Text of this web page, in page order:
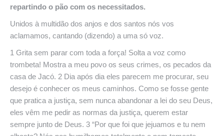
repartindo o pão com os necessitados.
Unidos à multidão dos anjos e dos santos nós vos
aclamamos, cantando (dizendo) a uma só voz.
1 Grita sem parar com toda a força! Solta a voz como
trombeta! Mostra a meu povo os seus crimes, os pecados da
casa de Jacó. 2 Dia após dia eles parecem me procurar, seu
desejo é conhecer os meus caminhos. Como se fosse gente
que pratica a justiça, sem nunca abandonar a lei do seu Deus,
eles vêm me pedir as normas da justiça, querem estar
sempre junto de Deus. 3 “Por que foi que jejuamos e tu nem